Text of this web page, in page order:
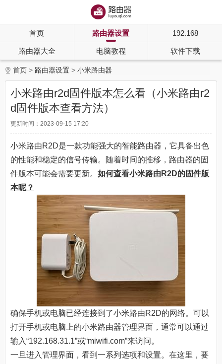
首页 路由器设置 192.168
路由器大全 电脑教程 软件下载
首页 路由器设置 小米路由器
小米路由r2d固件版本怎么看（小米路由r2
d固件版本查看方法）
更新时间：2023-09-15 17:20
小米路由R2D是一款功能强大的智能路由器，它具备出色
的性能和稳定的信号传输。随着时间的推移，路由器的固
件版本可能会需要更新。 如何查看小米路由R2D的固件版
本呢？
确保手机或电脑已经连接到了小米路由R2D的网络。可以
打开手机或电脑上的小米路由器管理界面，通常可以通过
输入“192.168.31.1”或“miwifi.com”来访问。
一旦进入管理界面，看到一系列选项和设置。在这里，要